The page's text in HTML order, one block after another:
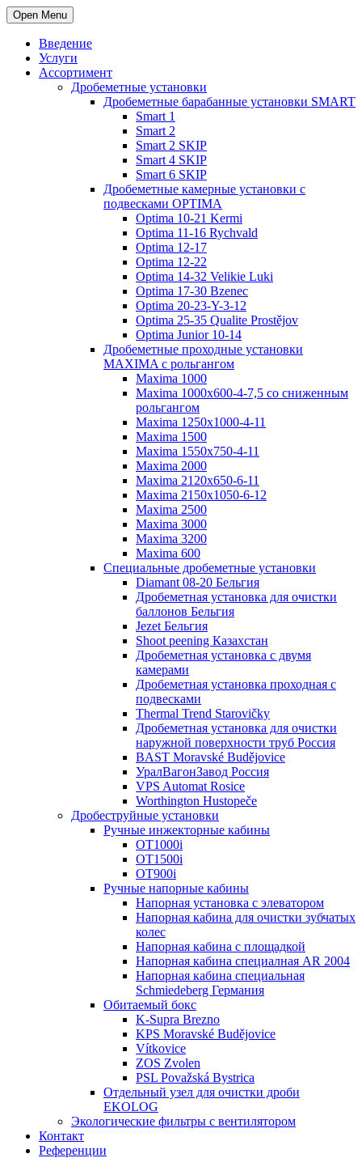
Open Menu
Введение
Услуги
Ассортимент
Дробеметные установки
Дробеметные барабанные установки SMART
Smart 1
Smart 2
Smart 2 SKIP
Smart 4 SKIP
Smart 6 SKIP
Дробеметные камерные установки с
подвесками OPTIMA
Optima 10-21 Kermi
Optima 11-16 Rychvald
Optima 12-17
Optima 12-22
Optima 14-32 Velikie Luki
Optima 17-30 Bzenec
Optima 20-23-Y-3-12
Optima 25-35 Qualite Prostějov
Optima Junior 10-14
Дробеметные проходные установки
MAXIMA с рольгангом
Maxima 1000
Maxima 1000x600-4-7,5 со сниженным
рольгангом
Maxima 1250x1000-4-11
Maxima 1500
Maxima 1550x750-4-11
Maxima 2000
Maxima 2120x650-6-11
Maxima 2150x1050-6-12
Maxima 2500
Maxima 3000
Maxima 3200
Maxima 600
Специальные дробеметные установки
Diamant 08-20 Бельгия
Дробеметная установка для очистки
баллонов Бельгия
Jezet Бельгия
Shoot peening Казахстан
Дробеметная установка с двумя
камерами
Дробеметная установка проходная с
подвесками
Thermal Trend Starovičky
Дробеметная установка для очистки
наружной поверхности труб Россия
BAST Moravské Budějovice
УралВагонЗавод Россия
VPS Automat Rosice
Worthington Hustopeče
Дробеструйные установки
Ручные инжекторные кабины
OT1000i
OT1500i
OT900i
Ручные напорные кабины
Напорная установка с элеватором
Напорная кабина для очистки зубчатых
колес
Напорная кабина с площадкой
Напорная кабина специалная AR 2004
Напорная кабина специальная
Schmiedeberg Германия
Обитаемый бокс
K-Supra Brezno
KPS Moravské Budějovice
Vítkovice
ZOS Zvolen
PSL Považská Bystrica
Отдельный узел для очистки дроби
EKOLOG
Экологические фильтры с вентилятором
Контакт
Референции